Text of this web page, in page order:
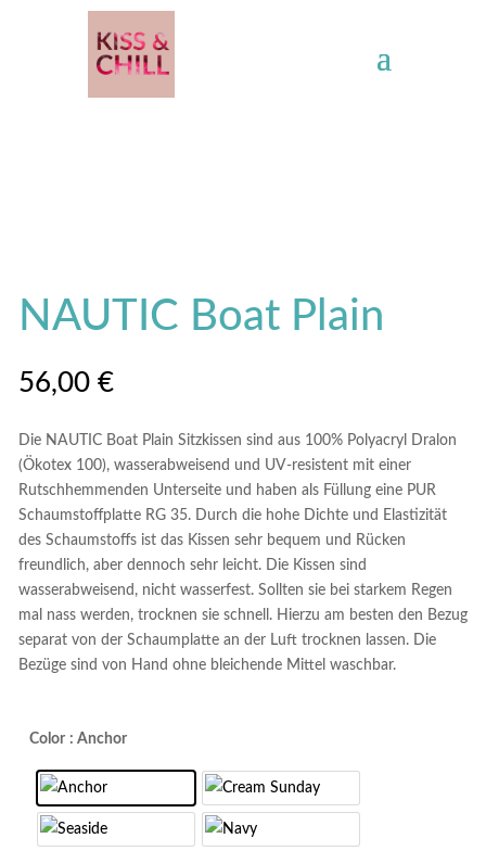
NAUTIC Boat Plain
56,00 €
Die NAUTIC Boat Plain Sitzkissen sind aus 100% Polyacryl Dralon
(Ökotex 100), wasserabweisend und UV-resistent mit einer
Rutschhemmenden Unterseite und haben als Füllung eine PUR
Schaumstoffplatte RG 35. Durch die hohe Dichte und Elastizität
des Schaumstoffs ist das Kissen sehr bequem und Rücken
freundlich, aber dennoch sehr leicht. Die Kissen sind
wasserabweisend, nicht wasserfest. Sollten sie bei starkem Regen
mal nass werden, trocknen sie schnell. Hierzu am besten den Bezug
separat von der Schaumplatte an der Luft trocknen lassen. Die
Bezüge sind von Hand ohne bleichende Mittel waschbar.
Color : Anchor